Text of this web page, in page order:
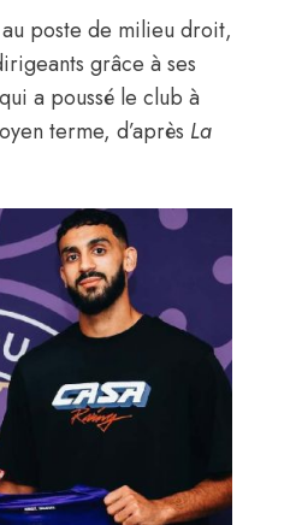
poste de milieu droit,
grâce à ses
a poussé le club à
terme, d’après La